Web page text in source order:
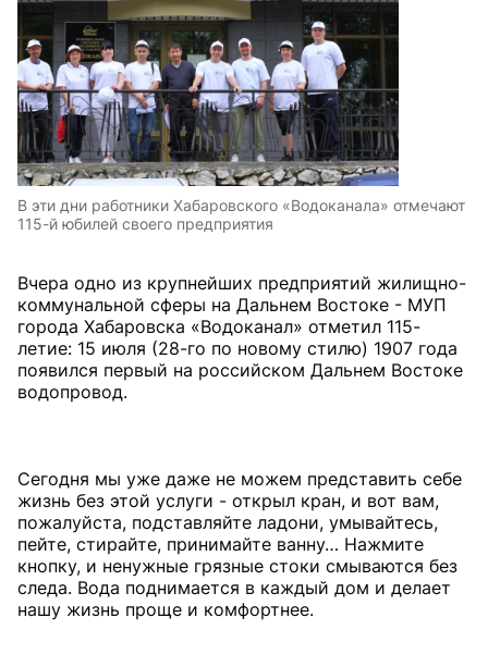
В эти дни работники Хабаровского «Водоканала» отмечают
115-й юбилей своего предприятия
Вчера одно из крупнейших предприятий жилищно-
коммунальной сферы на Дальнем Востоке - МУП
города Хабаровска «Водоканал» отметил 115-
летие: 15 июля (28-го по новому стилю) 1907 года
появился первый на российском Дальнем Востоке
водопровод.
Сегодня мы уже даже не можем представить себе
жизнь без этой услуги - открыл кран, и вот вам,
пожалуйста, подставляйте ладони, умывайтесь,
пейте, стирайте, принимайте ванну… Нажмите
кнопку, и ненужные грязные стоки смываются без
следа. Вода поднимается в каждый дом и делает
нашу жизнь проще и комфортнее.